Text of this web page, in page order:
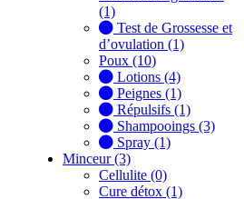
(1)
Test de Grossesse et
d’ovulation (1)
Poux (10)
Lotions (4)
Peignes (1)
Répulsifs (1)
Shampooings (3)
Spray (1)
Minceur (3)
Cellulite (0)
Cure détox (1)